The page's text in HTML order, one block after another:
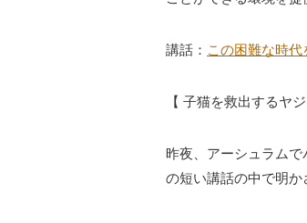
講話： この困難な時代
【 子猫を救出するヤ
昨夜、アーシュラム
の短い講話の中で明か